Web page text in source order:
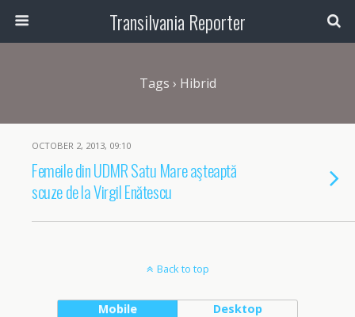
Transilvania Reporter
Tags › Hibrid
OCTOBER 2, 2013, 09:10
Femeile din UDMR Satu Mare aşteaptă
scuze de la Virgil Enătescu
Back to top
Mobile Desktop